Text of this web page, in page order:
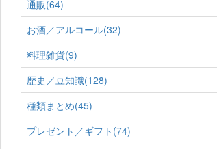
通販(64)
お酒／アルコール(32)
料理雑貨(9)
歴史／豆知識(128)
種類まとめ(45)
プレゼント／ギフト(74)